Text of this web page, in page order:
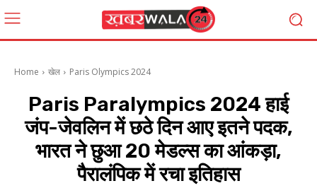
Home खेल Paris Olympics 2024
Paris Paralympics 2024 हाई
जंप-जेवलिन में छठे दिन आए इतने पदक,
भारत ने छुआ 20 मेडल्स का आंकड़ा,
पैरालंपिक में रचा इतिहास